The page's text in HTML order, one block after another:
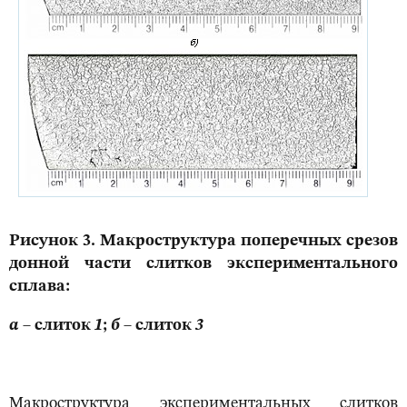
Рисунок 3. Макроструктура поперечных срезов
донной части слитков экспериментального
сплава:
а – слиток 1; б – слиток 3